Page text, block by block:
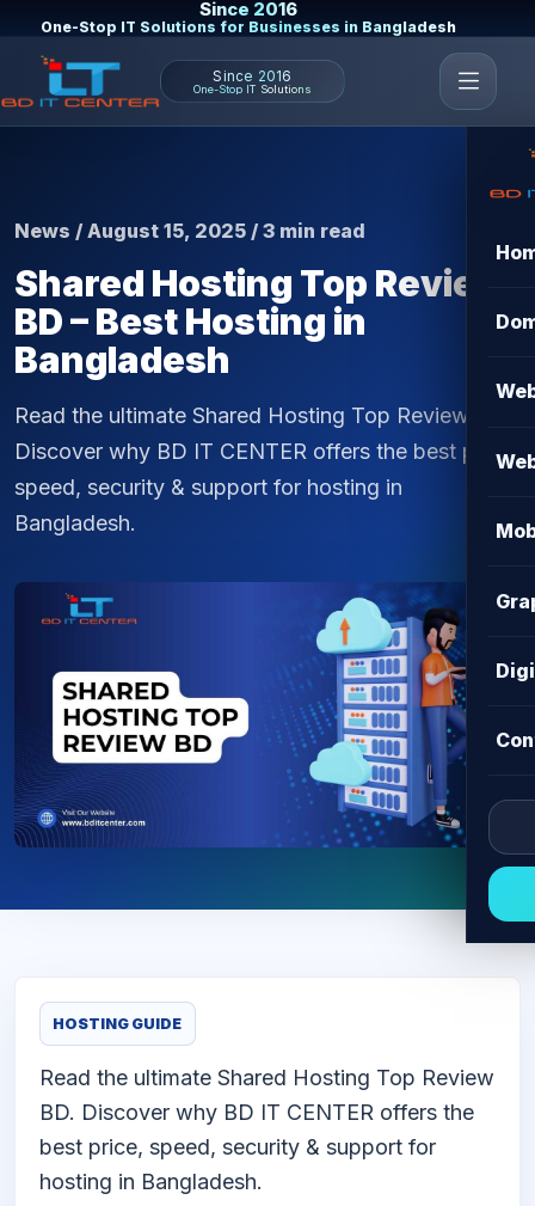
Since 2016
One-Stop IT Solutions for Businesses in Bangladesh
Since 2016
One-Stop IT Solutions
News / August 15, 2025 / 3 min read
Shared Hosting Top Review
BD – Best Hosting in
Bangladesh
Read the ultimate Shared Hosting Top Review BD.
Discover why BD IT CENTER offers the best price,
speed, security & support for hosting in
Bangladesh.
HOSTING GUIDE
Read the ultimate Shared Hosting Top Review
BD. Discover why BD IT CENTER offers the
best price, speed, security & support for
hosting in Bangladesh.